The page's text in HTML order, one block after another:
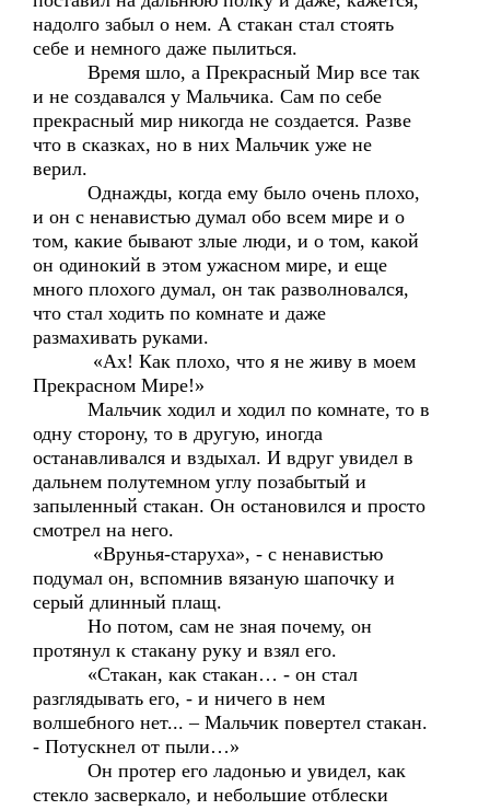
надолго забыл о нем. А стакан стал стоять
себе и немного даже пылиться.
Время шло, а Прекрасный Мир все так
и не создавался у Мальчика. Сам по себе
прекрасный мир никогда не создается. Разве
что в сказках, но в них Мальчик уже не
верил.
Однажды, когда ему было очень плохо,
и он с ненавистью думал обо всем мире и о
том, какие бывают злые люди, и о том, какой
он одинокий в этом ужасном мире, и еще
много плохого думал, он так разволновался,
что стал ходить по комнате и даже
размахивать руками.
«Ах! Как плохо, что я не живу в моем
Прекрасном Мире!»
Мальчик ходил и ходил по комнате, то в
одну сторону, то в другую, иногда
останавливался и вздыхал. И вдруг увидел в
дальнем полутемном углу позабытый и
запыленный стакан. Он остановился и просто
смотрел на него.
«Врунья-старуха», - с ненавистью
подумал он, вспомнив вязаную шапочку и
серый длинный плащ.
Но потом, сам не зная почему, он
протянул к стакану руку и взял его.
«Стакан, как стакан… - он стал
разглядывать его, - и ничего в нем
волшебного нет... – Мальчик повертел стакан.
- Потускнел от пыли…»
Он протер его ладонью и увидел, как
стекло засверкало, и небольшие отблески